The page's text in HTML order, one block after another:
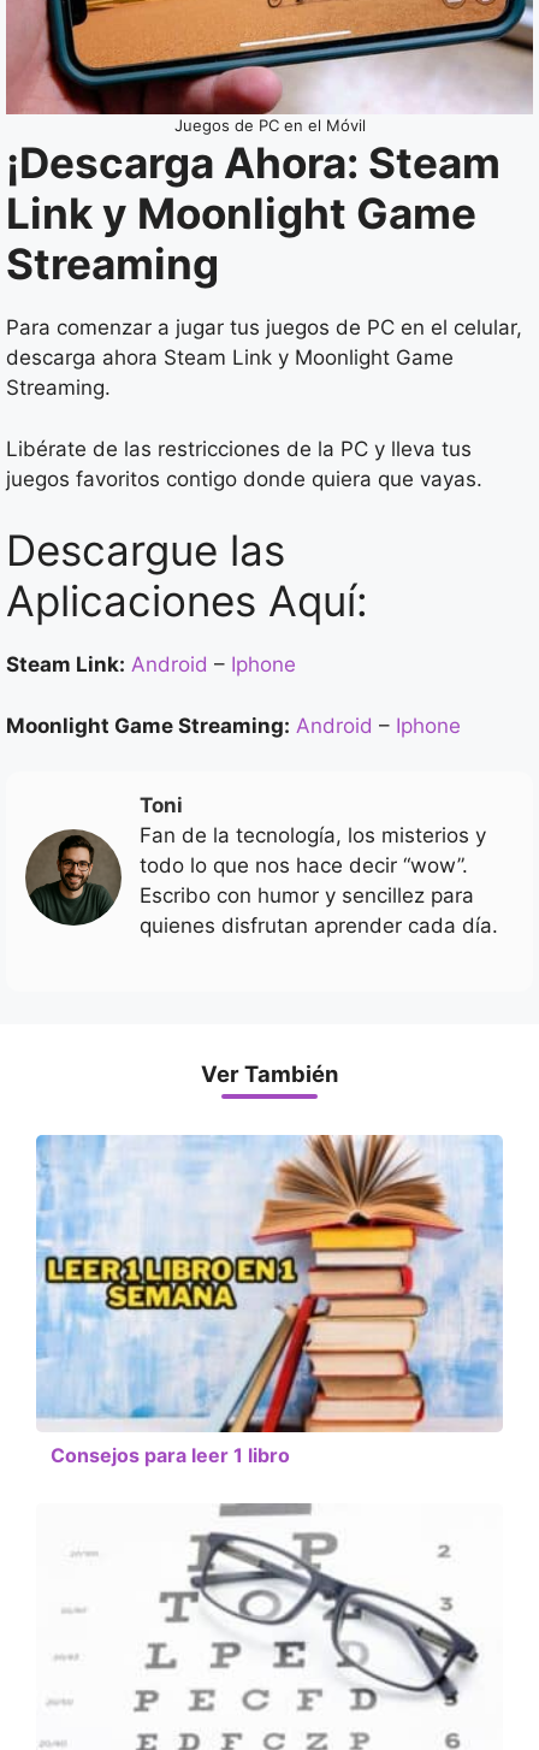
Juegos de PC en el Móvil
¡Descarga Ahora: Steam
Link y Moonlight Game
Streaming
Para comenzar a jugar tus juegos de PC en el celular,
descarga ahora Steam Link y Moonlight Game
Streaming.
Libérate de las restricciones de la PC y lleva tus
juegos favoritos contigo donde quiera que vayas.
Descargue las
Aplicaciones Aquí:
Steam Link: Android – Iphone
Moonlight Game Streaming: Android – Iphone
Toni
Fan de la tecnología, los misterios y
todo lo que nos hace decir “wow”.
Escribo con humor y sencillez para
quienes disfrutan aprender cada día.
Ver También
Consejos para leer 1 libro